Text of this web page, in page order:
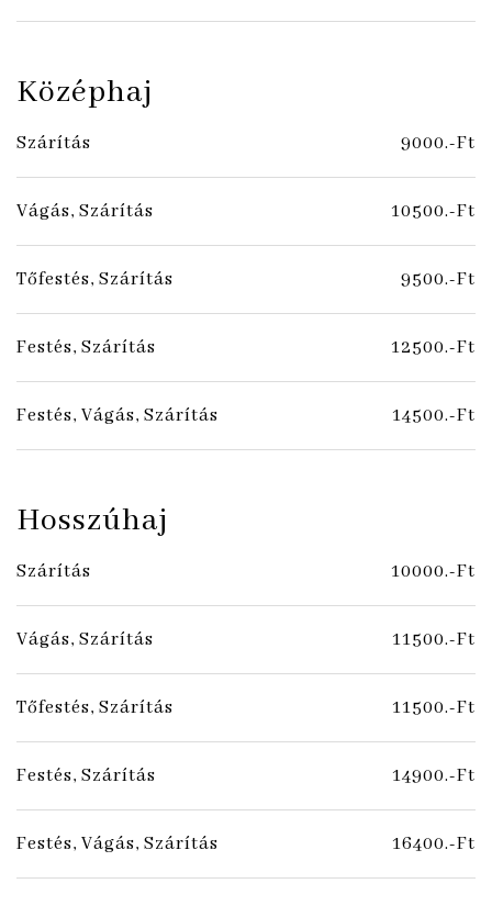
Középhaj
Szárítás 9000.-Ft
Vágás, Szárítás 10500.-Ft
Tőfestés, Szárítás 9500.-Ft
Festés, Szárítás 12500.-Ft
Festés, Vágás, Szárítás 14500.-Ft
Hosszúhaj
Szárítás 10000.-Ft
Vágás, Szárítás 11500.-Ft
Tőfestés, Szárítás 11500.-Ft
Festés, Szárítás 14900.-Ft
Festés, Vágás, Szárítás 16400.-Ft